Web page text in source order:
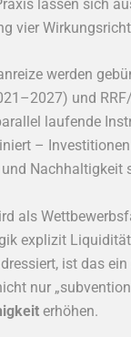
lassen sich
vier
werden
und
laufende
–
Nachhaltigkeit
als
explizit
ist das
nur
erhöhen.